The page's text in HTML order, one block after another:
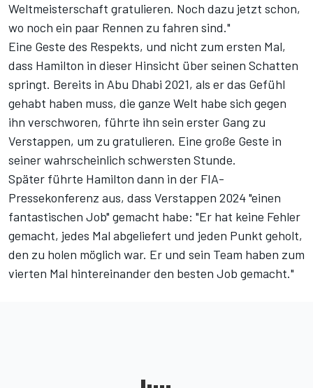
Weltmeisterschaft gratulieren. Noch dazu jetzt schon,
wo noch ein paar Rennen zu fahren sind."
Eine Geste des Respekts, und nicht zum ersten Mal,
dass Hamilton in dieser Hinsicht über seinen Schatten
springt. Bereits in Abu Dhabi 2021, als er das Gefühl
gehabt haben muss, die ganze Welt habe sich gegen
ihn verschworen, führte ihn sein erster Gang zu
Verstappen, um zu gratulieren. Eine große Geste in
seiner wahrscheinlich schwersten Stunde.
Später führte Hamilton dann in der FIA-
Pressekonferenz aus, dass Verstappen 2024 "einen
fantastischen Job" gemacht habe: "Er hat keine Fehler
gemacht, jedes Mal abgeliefert und jeden Punkt geholt,
den zu holen möglich war. Er und sein Team haben zum
vierten Mal hintereinander den besten Job gemacht."